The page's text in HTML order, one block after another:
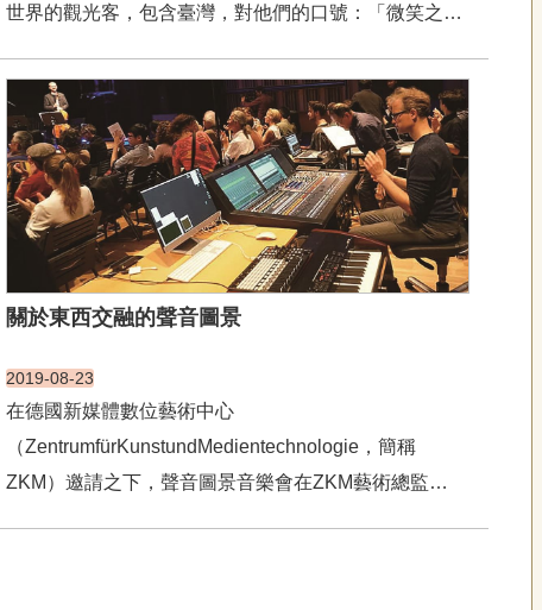
世界的觀光客，包含臺灣，對他們的口號：「微笑之
人的主要原因，是他們富有特色的文化資產。廣受歡迎
的泰式按摩，紅遍天下，連臺灣都處處可見。而它居
然...
關於東西交融的聲音圖景
2019-08-23
在德國新媒體數位藝術中心
（ZentrumfürKunstundMedientechnologie，簡稱
ZKM）邀請之下，聲音圖景音樂會在ZKM藝術總監